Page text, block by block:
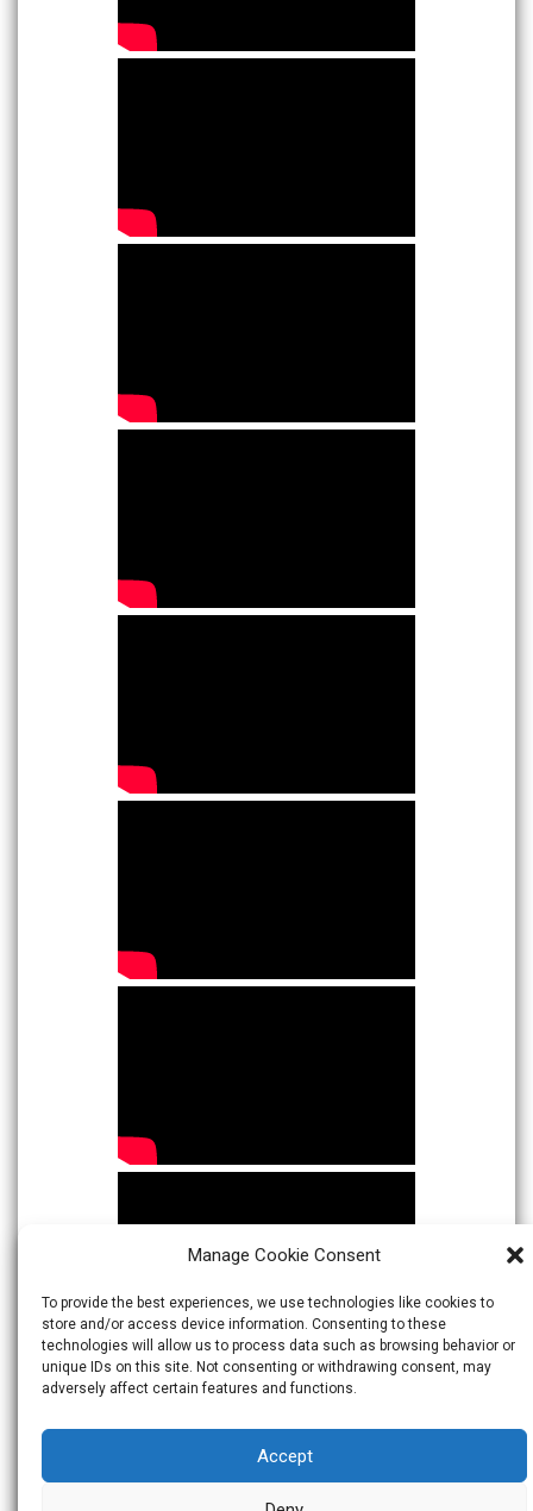
Manage Cookie Consent
To provide the best experiences, we use technologies like cookies to
store and/or access device information. Consenting to these
technologies will allow us to process data such as browsing behavior or
unique IDs on this site. Not consenting or withdrawing consent, may
adversely affect certain features and functions.
Accept